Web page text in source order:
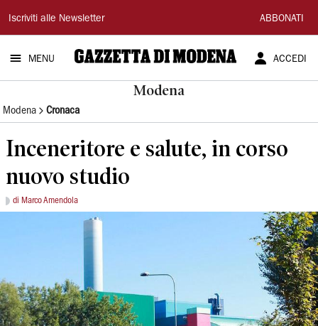
Gazzetta
di
Modena
Iscriviti alle Newsletter ABBONATI
MENU ACCEDI
Modena
Modena Cronaca
Inceneritore e salute, in corso
nuovo studio
di Marco Amendola